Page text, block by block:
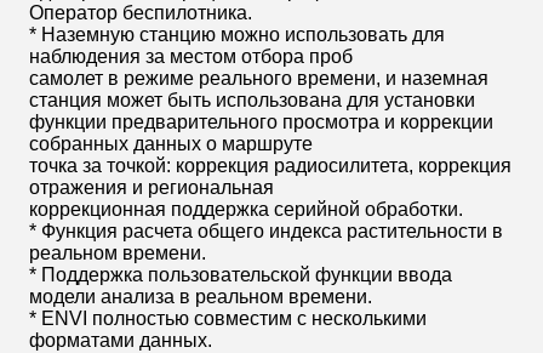
Оператор беспилотника.
* Наземную станцию можно использовать для
наблюдения за местом отбора проб
самолет в режиме реального времени, и наземная
станция может быть использована для установки
функции предварительного просмотра и коррекции
собранных данных о маршруте
точка за точкой: коррекция радиосилитета, коррекция
отражения и региональная
коррекционная поддержка серийной обработки.
* Функция расчета общего индекса растительности в
реальном времени.
* Поддержка пользовательской функции ввода
модели анализа в реальном времени.
* ENVI полностью совместим с несколькими
форматами данных.